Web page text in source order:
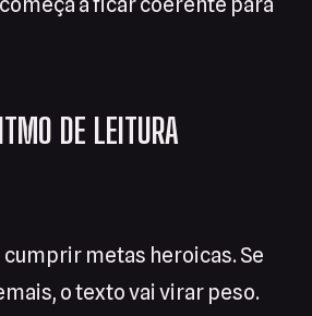
DE LEITURA
cumprir metas heroicas. Se
o texto vai virar peso.